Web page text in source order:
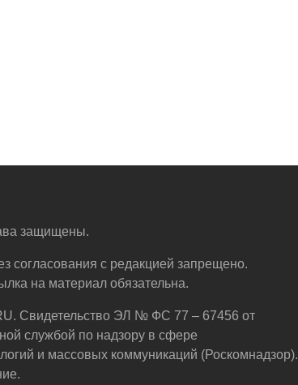
защищены.
согласования с редакцией запрещено.
на материал обязательна.
Свидетельство ЭЛ № ФС 77 – 67456 от
службой по надзору в сфере
и массовых коммуникаций (Роскомнадзор).